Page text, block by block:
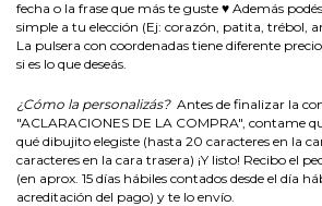
fecha o la frase que más te guste ♥ Además
simple a tu elección (Ej: corazón, patita, trébol,
La pulsera con coordenadas tiene diferente
si es lo que deseás.
¿Cómo la personalizás? Antes de finalizar la
"ACLARACIONES DE LA COMPRA", contame
qué dibujito elegiste (hasta 20 caracteres en la
caracteres en la cara trasera) ¡Y listo! Recibo el
(en aprox. 15 días hábiles contados desde el día
acreditación del pago) y te lo envío.